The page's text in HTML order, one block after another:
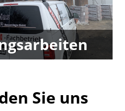
Stand.
Sie uns